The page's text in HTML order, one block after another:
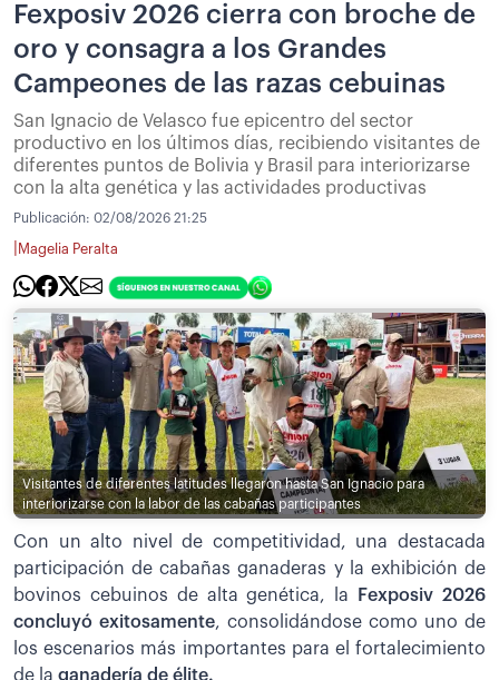
Fexposiv 2026 cierra con broche de
oro y consagra a los Grandes
Campeones de las razas cebuinas
San Ignacio de Velasco fue epicentro del sector
productivo en los últimos días, recibiendo visitantes de
diferentes puntos de Bolivia y Brasil para interiorizarse
con la alta genética y las actividades productivas
Publicación: 02/08/2026 21:25
Magelia Peralta
Visitantes de diferentes latitudes llegaron hasta San Ignacio para
interiorizarse con la labor de las cabañas participantes
Con un alto nivel de competitividad, una destacada
participación de cabañas ganaderas y la exhibición de
bovinos cebuinos de alta genética, la
Fexposiv 2026
concluyó exitosamente, consolidándose como uno de
los escenarios más importantes para el fortalecimiento
de la ganadería de élite.